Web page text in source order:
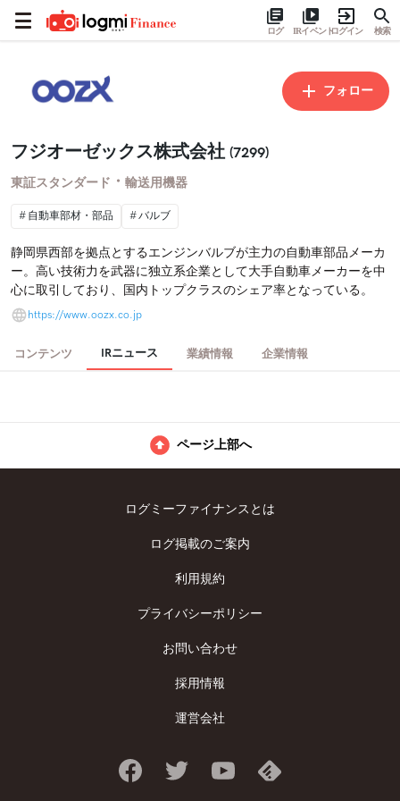
ログ IRイベントログイン 検索
フォロー
フジオーゼックス株式会社 (7299)
東証スタンダード ・ 輸送用機器
自動車部材・部品 バルブ
静岡県西部を拠点とするエンジンバルブが主力の自動車部品メーカ
ー。高い技術力を武器に独立系企業として大手自動車メーカーを中
心に取引しており、国内トップクラスのシェア率となっている。
https://www.oozx.co.jp
コンテンツ IRニュース 業績情報 企業情報
ページ上部へ
ログミーファイナンスとは
ログ掲載のご案内
利用規約
プライバシーポリシー
お問い合わせ
採用情報
運営会社